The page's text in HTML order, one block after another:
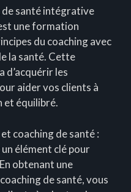
santé intégrative
une formation
du coaching avec
la santé. Cette
les
aider vos clients à
et équilibré.
coaching de santé :
élément clé pour
obtenant une
de santé, vous